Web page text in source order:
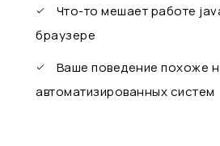
Что-то мешает работе
браузере
Ваше поведение похоже
автоматизированных систем